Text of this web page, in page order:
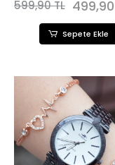
599,90 TL
Sepete Ekle